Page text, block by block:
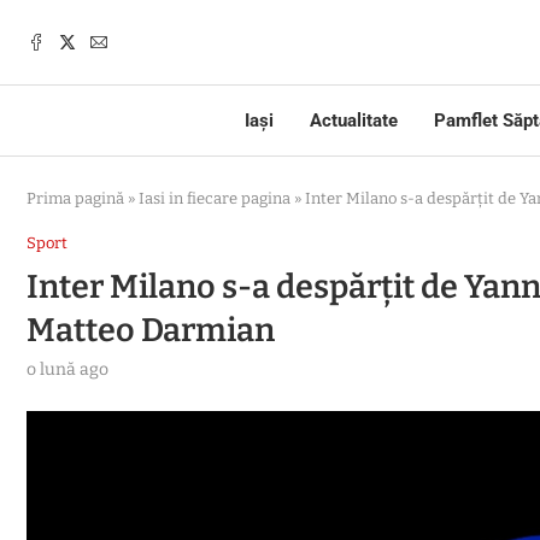
Iași Actualitate Pamflet
Prima pagină » Iasi in fiecare pagina » Inter Milano s-a despărţit de
Sport
Inter Milano s-a despărţit de
Matteo Darmian
o lună ago